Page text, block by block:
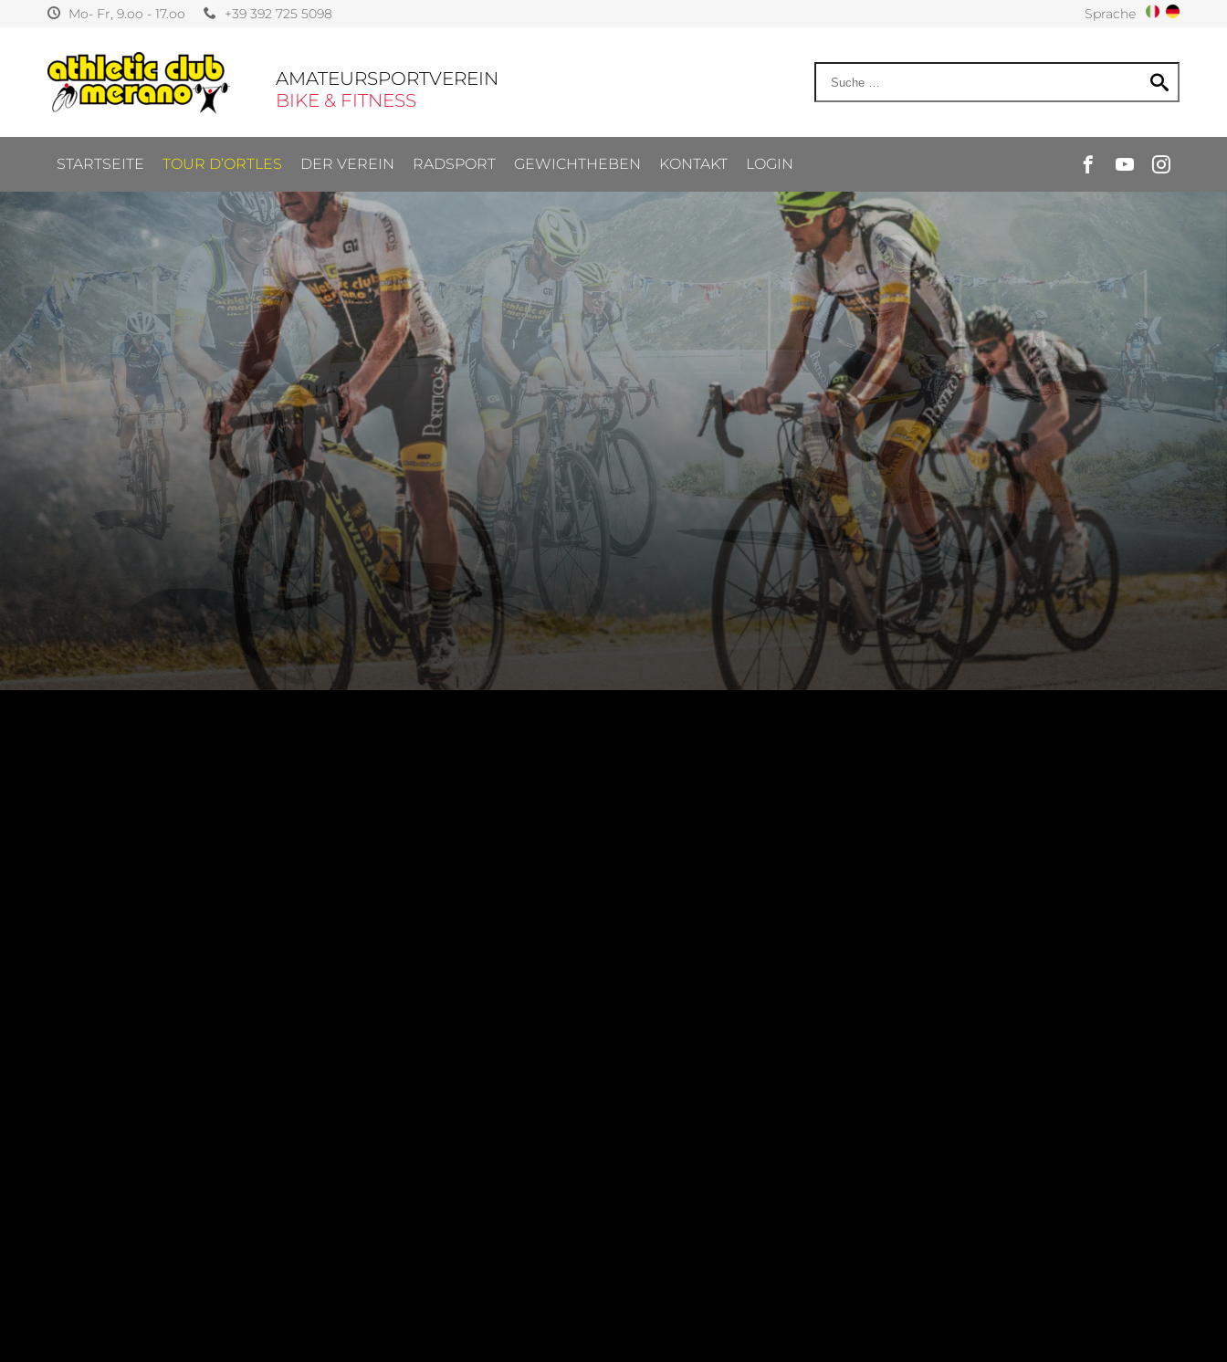
Mo- Fr, 9.oo - 17.oo +39 392 725 5098 Sprache
AMATEURSPORTVEREIN
BIKE & FITNESS
STARTSEITE TOUR D’ORTLES DER VEREIN RADSPORT GEWICHTHEBEN KONTAKT LOGIN